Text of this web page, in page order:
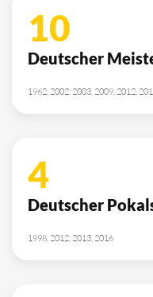
10
Deutscher
1962, 2002, 2003, 2009, 2012,
4
Deutscher
1998, 2012, 2013, 2016